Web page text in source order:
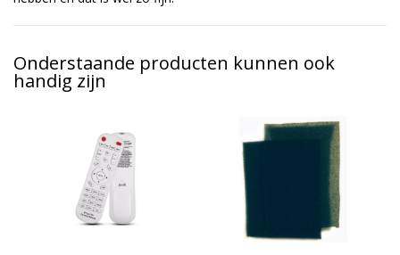
Onderstaande producten kunnen ook
handig zijn